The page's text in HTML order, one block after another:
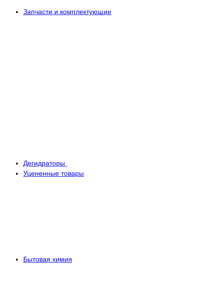
Запчасти и комплектующие
Дегидраторы
Уцененные товары
Бытовая химия